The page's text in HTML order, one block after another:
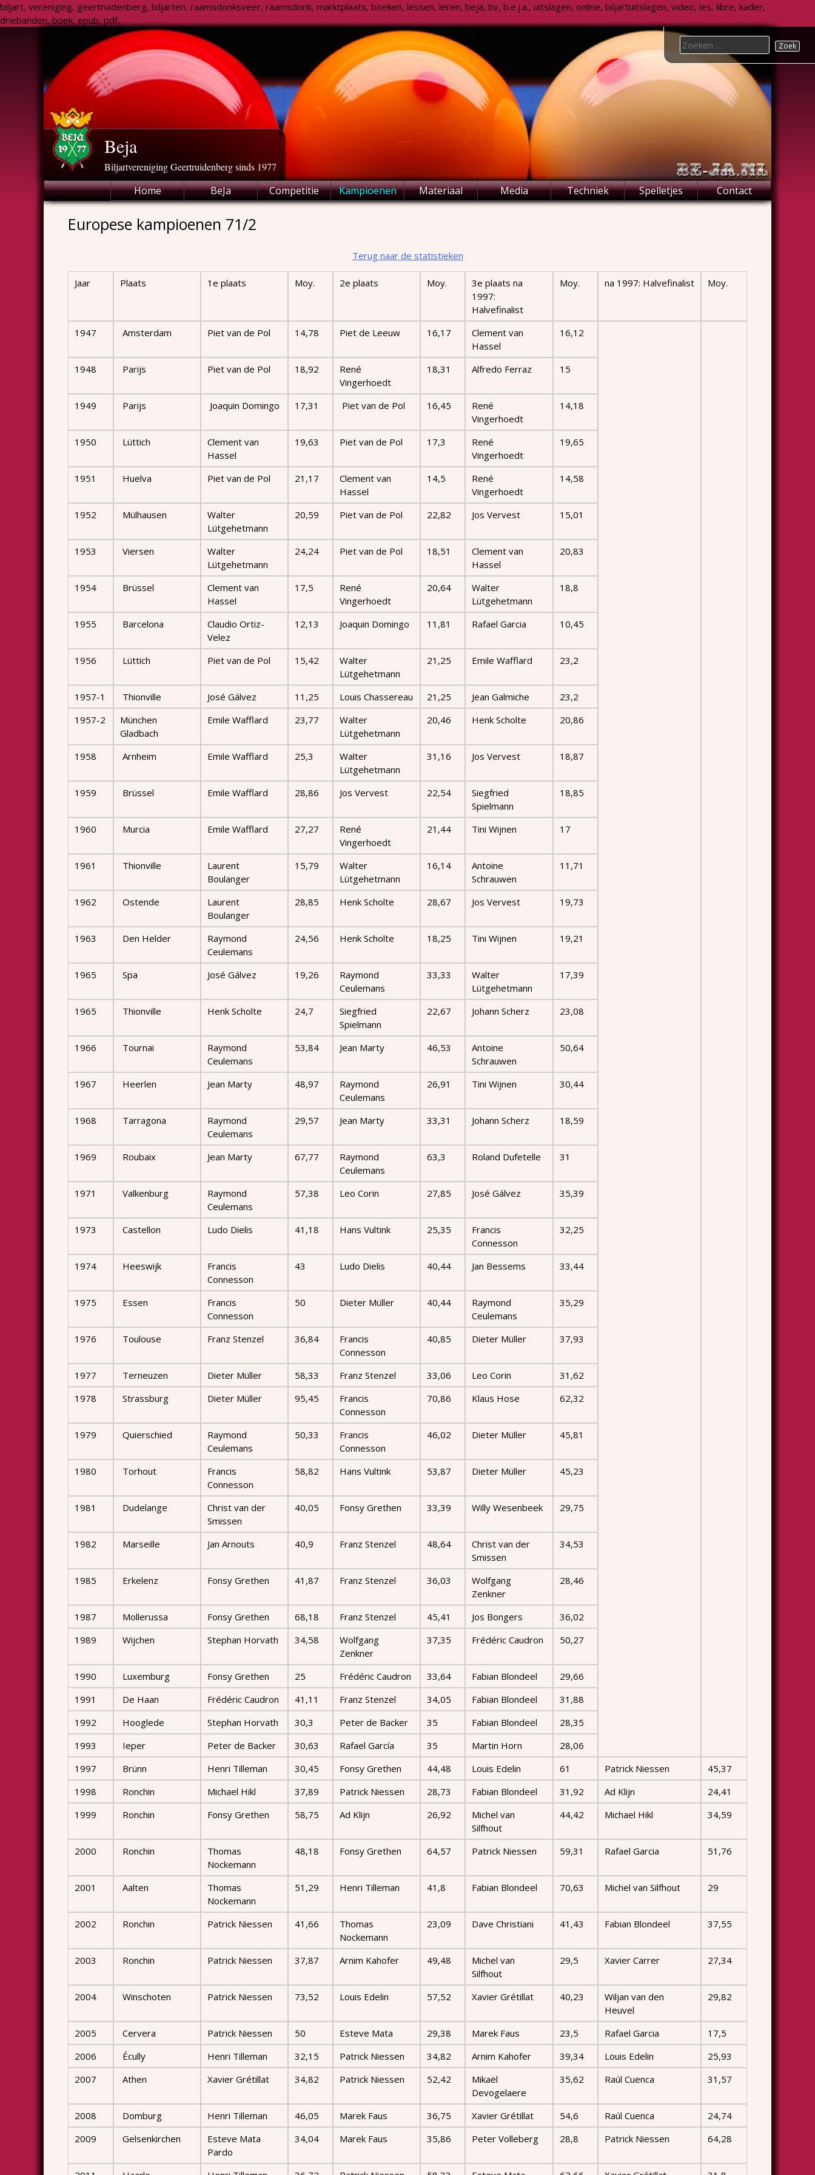
biljart, vereniging, geertruidenberg, biljarten, raamsdonksveer, raamsdonk, marktplaats, boeken, lessen, leren, beja, bv, b.e.j.a., uitslagen, online, biljartuitslagen, video, les, libre, kader,
driebanden, boek, epub, pdf,
Beja
Biljartvereniging Geertruidenberg sinds 1977
Home BeJa Competitie Kampioenen Materiaal Media Techniek Spelletjes Contact
Search
for:
Europese kampioenen 71/2
Terug naar de statistieken
Jaar Plaats 1e plaats Moy. 2e plaats Moy.
3e plaats na
1997:
Halvefinalist
Moy. na 1997: Halvefinalist Moy.
1947 Amsterdam Piet van de Pol 14,78 Piet de Leeuw 16,17
Clement van
Hassel
16,12
1948 Parijs Piet van de Pol 18,92
René
Vingerhoedt
18,31 Alfredo Ferraz 15
1949 Parijs Joaquin Domingo 17,31 Piet van de Pol 16,45
René
Vingerhoedt
14,18
1950 Lüttich
Clement van
Hassel
19,63 Piet van de Pol 17,3
René
Vingerhoedt
19,65
1951 Huelva Piet van de Pol 21,17
Clement van
Hassel
14,5
René
Vingerhoedt
14,58
1952 Mülhausen
Walter
Lütgehetmann
20,59 Piet van de Pol 22,82 Jos Vervest 15,01
1953 Viersen
Walter
Lütgehetmann
24,24 Piet van de Pol 18,51
Clement van
Hassel
20,83
1954 Brüssel
Clement van
Hassel
17,5
René
Vingerhoedt
20,64
Walter
Lütgehetmann
18,8
1955 Barcelona
Claudio Ortiz-
Velez
12,13 Joaquin Domingo 11,81 Rafael Garcia 10,45
1956 Lüttich Piet van de Pol 15,42
Walter
Lütgehetmann
21,25 Emile Wafflard 23,2
1957-1 Thionville José Gálvez 11,25 Louis Chassereau 21,25 Jean Galmiche
23,2
1957-2
München
Gladbach
Emile Wafflard 23,77
Walter
Lütgehetmann
20,46 Henk Scholte 20,86
1958 Arnheim Emile Wafflard 25,3
Walter
Lütgehetmann
31,16 Jos Vervest 18,87
1959 Brüssel Emile Wafflard 28,86 Jos Vervest 22,54
Siegfried
Spielmann
18,85
1960 Murcia Emile Wafflard 27,27
René
Vingerhoedt
21,44 Tini Wijnen 17
1961 Thionville
Laurent
Boulanger
15,79
Walter
Lütgehetmann
16,14
Antoine
Schrauwen
11,71
1962 Ostende
Laurent
Boulanger
28,85 Henk Scholte 28,67 Jos Vervest 19,73
1963 Den Helder
Raymond
Ceulemans
24,56 Henk Scholte 18,25 Tini Wijnen 19,21
1965 Spa José Gálvez 19,26
Raymond
Ceulemans
33,33
Walter
Lütgehetmann
17,39
1965 Thionville Henk Scholte 24,7
Siegfried
Spielmann
22,67 Johann Scherz 23,08
1966 Tournai
Raymond
Ceulemans
53,84 Jean Marty 46,53
Antoine
Schrauwen
50,64
1967 Heerlen Jean Marty 48,97
Raymond
Ceulemans
26,91 Tini Wijnen 30,44
1968 Tarragona
Raymond
Ceulemans
29,57 Jean Marty 33,31 Johann Scherz 18,59
1969 Roubaix Jean Marty 67,77
Raymond
Ceulemans
63,3 Roland Dufetelle 31
1971 Valkenburg
Raymond
Ceulemans
57,38 Leo Corin 27,85 José Gálvez 35,39
1973 Castellon Ludo Dielis 41,18 Hans Vultink 25,35
Francis
Connesson
32,25
1974 Heeswijk
Francis
Connesson
43 Ludo Dielis 40,44 Jan Bessems 33,44
1975 Essen
Francis
Connesson
50 Dieter Müller 40,44
Raymond
Ceulemans
35,29
1976 Toulouse Franz Stenzel 36,84
Francis
Connesson
40,85 Dieter Müller 37,93
1977 Terneuzen Dieter Müller 58,33 Franz Stenzel 33,06 Leo Corin
31,62
1978
Strassburg Dieter Müller 95,45
Francis
Connesson
70,86 Klaus Hose 62,32
1979 Quierschied
Raymond
Ceulemans
50,33
Francis
Connesson
46,02 Dieter Müller 45,81
1980 Torhout
Francis
Connesson
58,82 Hans Vultink 53,87 Dieter Müller 45,23
1981 Dudelange
Christ van der
Smissen
40,05 Fonsy Grethen 33,39 Willy Wesenbeek 29,75
1982 Marseille Jan Arnouts 40,9 Franz Stenzel 48,64
Christ van der
Smissen
34,53
1985 Erkelenz Fonsy Grethen 41,87 Franz Stenzel 36,03
Wolfgang
Zenkner
28,46
1987 Mollerussa Fonsy Grethen 68,18 Franz Stenzel 45,41 Jos Bongers
36,02
1989
Wijchen Stephan Horvath 34,58
Wolfgang
Zenkner
37,35 Frédéric Caudron 50,27
1990 Luxemburg Fonsy Grethen 25 Frédéric Caudron 33,64 Fabian Blondeel
29,66
1991
De Haan Frédéric Caudron 41,11 Franz Stenzel 34,05 Fabian Blondeel
31,88
1992
Hooglede Stephan Horvath 30,3 Peter de Backer 35 Fabian Blondeel
28,35
1993
Ieper Peter de Backer 30,63 Rafael García 35 Martin Horn
28,06
1997
Brünn Henri Tilleman 30,45 Fonsy Grethen 44,48 Louis Edelin 61 Patrick Niessen
45,37
1998
Ronchin Michael Hikl 37,89 Patrick Niessen 28,73 Fabian Blondeel 31,92 Ad Klijn
24,41
1999
Ronchin Fonsy Grethen 58,75 Ad Klijn 26,92
Michel van
Silfhout
44,42 Michael Hikl 34,59
2000 Ronchin
Thomas
Nockemann
48,18 Fonsy Grethen 64,57 Patrick Niessen 59,31 Rafael Garcia 51,76
2001 Aalten
Thomas
Nockemann
51,29 Henri Tilleman 41,8 Fabian Blondeel 70,63 Michel van Silfhout 29
2002 Ronchin Patrick Niessen 41,66
Thomas
Nockemann
23,09 Dave Christiani 41,43 Fabian Blondeel 37,55
2003 Ronchin Patrick Niessen 37,87 Arnim Kahofer 49,48
Michel van
Silfhout
29,5 Xavier Carrer 27,34
2004 Winschoten Patrick Niessen 73,52 Louis Edelin 57,52 Xavier Grétillat 40,23
Wiljan van den
Heuvel
29,82
2005 Cervera Patrick Niessen 50 Esteve Mata 29,38 Marek Faus 23,5 Rafael Garcia
17,5
2006
Écully Henri Tilleman 32,15 Patrick Niessen 34,82 Arnim Kahofer 39,34 Louis Edelin
25,93
2007
Athen Xavier Grétillat 34,82 Patrick Niessen 52,42
Mikaël
Devogelaere
35,62 Raúl Cuenca 31,57
2008 Domburg Henri Tilleman 46,05 Marek Faus 36,75 Xavier Grétillat 54,6 Raúl Cuenca
24,74
2009
Gelsenkirchen
Esteve Mata
Pardo
34,04 Marek Faus 35,86 Peter Volleberg 28,8 Patrick Niessen 64,28